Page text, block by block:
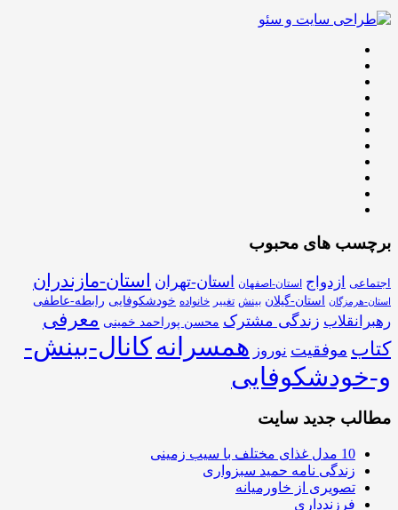
برچسب های محبوب
اجتماعی ازدواج استان-اصفهان استان-تهران استان-مازندران
استان-هرمزگان استان-گیلان بینش تغییر خانواده خودشکوفایی رابطه-عاطفی
رهبرانقلاب زندگی مشترک محسن پوراحمد خمینی معرفی
کتاب موفقیت نوروز همسرانهکانال-بینش-
و-خودشکوفایی
مطالب جدید سایت
10 مدل غذای مختلف با سیب زمینی
زندگی نامه حمید سبزواری
تصویری از خاورمیانه
فرزندداری